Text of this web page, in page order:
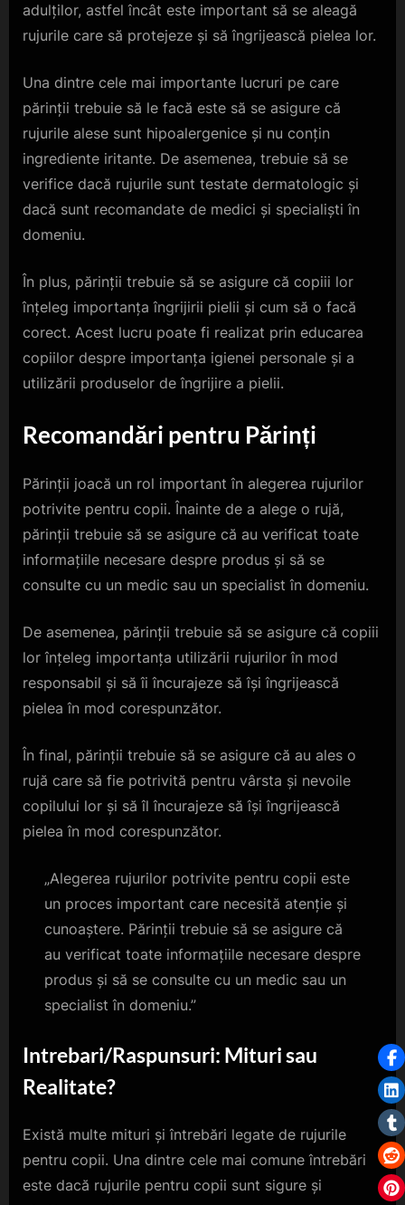
adulților, astfel încât este important să se aleagă
rujurile care să protejeze și să îngrijească pielea lor.
Una dintre cele mai importante lucruri pe care
părinții trebuie să le facă este să se asigure că
rujurile alese sunt hipoalergenice și nu conțin
ingrediente iritante. De asemenea, trebuie să se
verifice dacă rujurile sunt testate dermatologic și
dacă sunt recomandate de medici și specialiști în
domeniu.
În plus, părinții trebuie să se asigure că copiii lor
înțeleg importanța îngrijirii pielii și cum să o facă
corect. Acest lucru poate fi realizat prin educarea
copiilor despre importanța igienei personale și a
utilizării produselor de îngrijire a pielii.
Recomandări pentru Părinți
Părinții joacă un rol important în alegerea rujurilor
potrivite pentru copii. Înainte de a alege o rujă,
părinții trebuie să se asigure că au verificat toate
informațiile necesare despre produs și să se
consulte cu un medic sau un specialist în domeniu.
De asemenea, părinții trebuie să se asigure că copiii
lor înțeleg importanța utilizării rujurilor în mod
responsabil și să îi încurajeze să își îngrijească
pielea în mod corespunzător.
În final, părinții trebuie să se asigure că au ales o
rujă care să fie potrivită pentru vârsta și nevoile
copilului lor și să îl încurajeze să își îngrijească
pielea în mod corespunzător.
„Alegerea rujurilor potrivite pentru copii este
un proces important care necesită atenție și
cunoaștere. Părinții trebuie să se asigure că
au verificat toate informațiile necesare despre
produs și să se consulte cu un medic sau un
specialist în domeniu.”
Intrebari/Raspunsuri: Mituri sau
Realitate?
Există multe mituri și întrebări legate de rujurile
pentru copii. Una dintre cele mai comune întrebări
este dacă rujurile pentru copii sunt sigure și